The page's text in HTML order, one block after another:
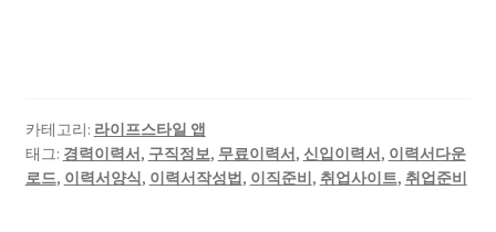
카테고리: 라이프스타일 앱
태그: 경력이력서, 구직정보, 무료이력서, 신입이력서, 이력서다운
로드, 이력서양식, 이력서작성법, 이직준비, 취업사이트, 취업준비